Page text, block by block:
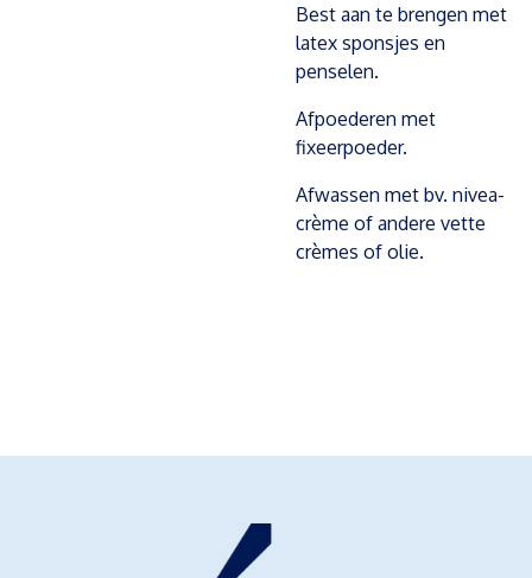
Best aan te brengen met
latex sponsjes en
penselen.
Afpoederen met
fixeerpoeder.
Afwassen met bv. nivea-
crème of andere vette
crèmes of olie.